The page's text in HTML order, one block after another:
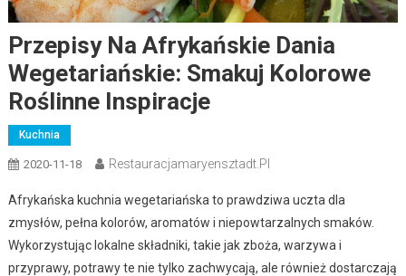
Przepisy Na Afrykańskie Dania
Wegetariańskie: Smakuj Kolorowe
Roślinne Inspiracje
Kuchnia
2020-11-18 Restauracjamaryensztadt.pl
Afrykańska kuchnia wegetariańska to prawdziwa uczta dla
zmysłów, pełna kolorów, aromatów i niepowtarzalnych smaków.
Wykorzystując lokalne składniki, takie jak zboża, warzywa i
przyprawy, potrawy te nie tylko zachwycają, ale również dostarczają